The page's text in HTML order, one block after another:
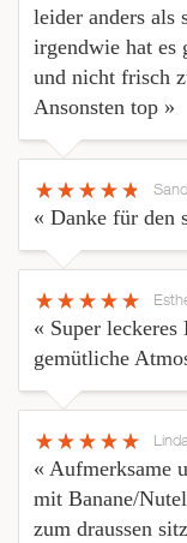
leider anders als
irgendwie hat es
und nicht frisch
Ansonsten top »
« Danke für den
« Super
gemütliche
« Aufmerksame
mit Banane/
zum draussen